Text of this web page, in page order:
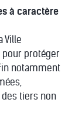
à caractère
Ville
protéger
notamment
tiers non